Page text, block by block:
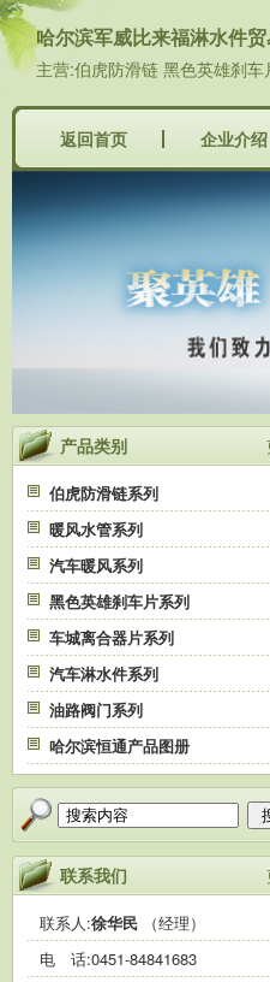
哈尔滨军威比来福淋水件
主营:伯虎防滑链 黑色英雄刹
返回首页 企业介绍
产品类别
伯虎防滑链系列
暖风水管系列
汽车暖风系列
黑色英雄刹车片系列
车城离合器片系列
汽车淋水件系列
油路阀门系列
哈尔滨恒通产品图册
联系我们
联系人:徐华民 （经理）
电 话:0451-84841683